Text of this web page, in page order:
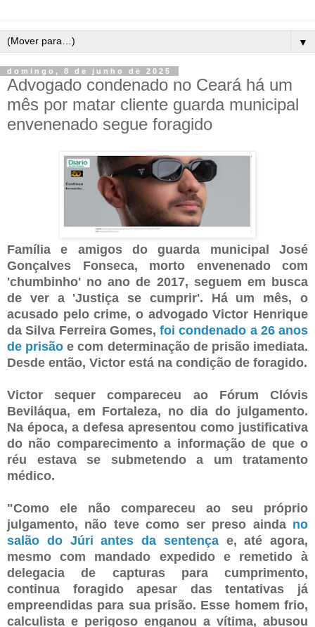
▼
domingo, 8 de junho de 2025
Advogado condenado no Ceará há um
mês por matar cliente guarda municipal
envenenado segue foragido
Família e amigos do guarda municipal José
Gonçalves Fonseca, morto envenenado com
'chumbinho' no ano de 2017, seguem em busca
de ver a 'Justiça se cumprir'. Há um mês, o
acusado pelo crime, o advogado Victor Henrique
da Silva Ferreira Gomes, foi condenado a 26 anos
de prisão e com determinação de prisão imediata.
Desde então, Victor está na condição de foragido.
Victor sequer compareceu ao Fórum Clóvis
Beviláqua, em Fortaleza, no dia do julgamento.
Na época, a defesa apresentou como justificativa
do não comparecimento a informação de que o
réu estava se submetendo a um tratamento
médico.
"Como ele não compareceu ao seu próprio
julgamento, não teve como ser preso aindano
salão do Júri antes da sentença e, até agora,
mesmo com mandado expedido e remetido à
delegacia de capturas para cumprimento,
continua foragido apesar das tentativas já
empreendidas para sua prisão. Esse homem frio,
calculista e perigoso enganou a vítima, abusou